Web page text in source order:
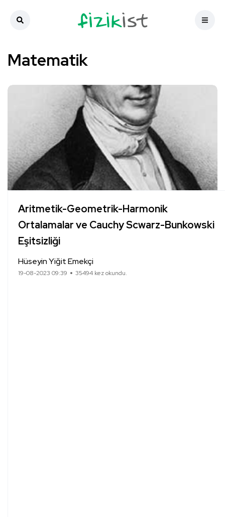
Matematik
Aritmetik-Geometrik-Harmonik
Ortalamalar ve Cauchy Scwarz-Bunkowski
Eşitsizliği
Hüseyin Yiğit Emekçi
19-08-2023 09:39 35494 kez okundu.